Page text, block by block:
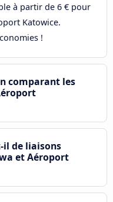
à partir de 6 € pour
Katowice.
!
comparant les
il de liaisons
et Aéroport